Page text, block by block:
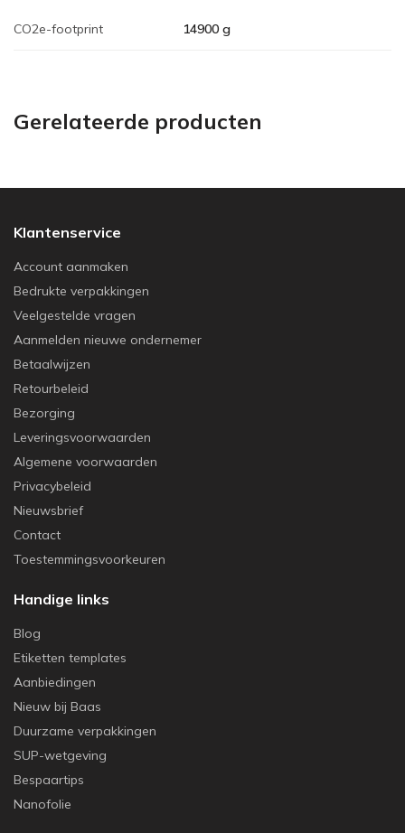
CO2e-footprint 14900 g
Gerelateerde producten
Klantenservice
Account aanmaken
Bedrukte verpakkingen
Veelgestelde vragen
Aanmelden nieuwe ondernemer
Betaalwijzen
Retourbeleid
Bezorging
Leveringsvoorwaarden
Algemene voorwaarden
Privacybeleid
Nieuwsbrief
Contact
Toestemmingsvoorkeuren
Handige links
Blog
Etiketten templates
Aanbiedingen
Nieuw bij Baas
Duurzame verpakkingen
SUP-wetgeving
Bespaartips
Nanofolie